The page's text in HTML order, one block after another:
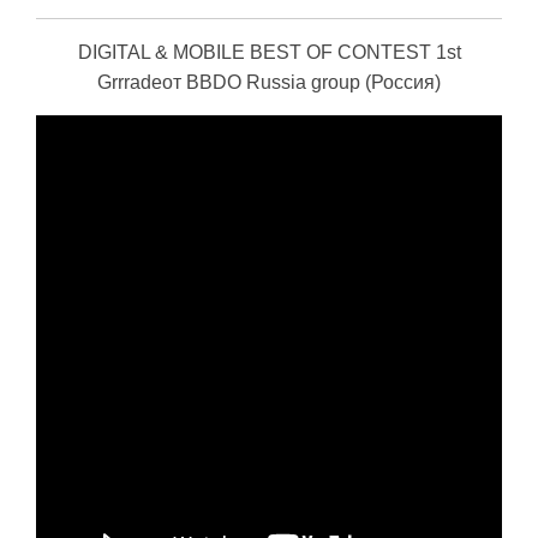
DIGITAL & MOBILE BEST OF CONTEST 1st
Grrradeот BBDO Russia group (Россия)